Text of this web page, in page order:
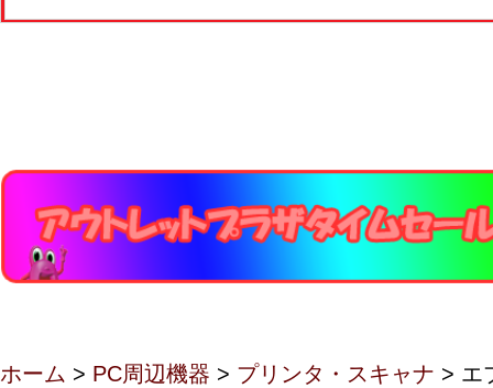
ホーム > PC周辺機器 > プリンタ・スキャナ > エ